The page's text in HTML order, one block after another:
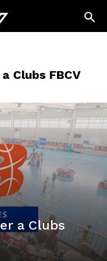
Clubs FBCV
a Clubs